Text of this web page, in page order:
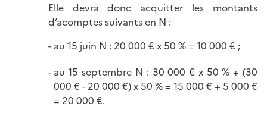
Elle devra donc acquitter les montants
d’acomptes suivants en N :
au 15 juin N : 20 000 € x 50 % = 10 000 € ;
au 15 septembre N : 30 000 € x 50 % + (30
000 € - 20 000 €) x 50 % = 15 000 € + 5 000 €
= 20 000 €.